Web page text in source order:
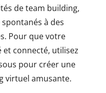
de team building,
à des
Pour que votre
connecté, utilisez
pour créer une
virtuel amusante.